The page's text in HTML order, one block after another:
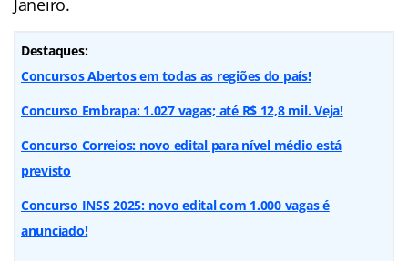
Destaques:
Concursos Abertos em todas as regiões do país!
Concurso Embrapa: 1.027 vagas; até R$ 12,8 mil. Veja!
Concurso Correios: novo edital para nível médio está
previsto
Concurso INSS 2025: novo edital com 1.000 vagas é
anunciado!